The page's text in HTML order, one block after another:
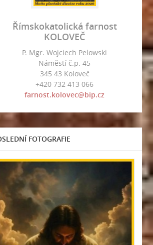
Římskokatolická farnost
KOLOVEČ
P. Mgr. Wojciech Pelowski
Náměstí č.p. 45
345 43 Koloveč
+420 732 413 066
farnost.kolovec@bip.cz
FOTOGRAFIE